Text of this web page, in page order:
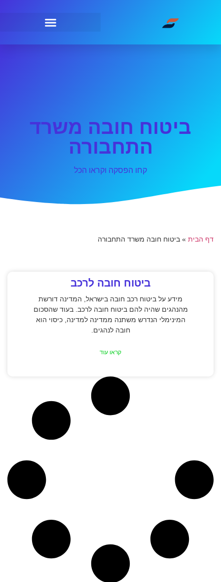
ביטוח חובה משרד
התחבורה
קחו הפסקה וקראו הכל
דף הבית » ביטוח חובה משרד התחבורה
ביטוח חובה לרכב
מידע על ביטוח רכב חובה בישראל, המדינה דורשת
מהנהגים שהיה להם ביטוח חובה לרכב. בעוד שהסכום
המינימלי הנדרש משתנה ממדינה למדינה, כיסוי הוא
חובה לנהגים.
קראו עוד